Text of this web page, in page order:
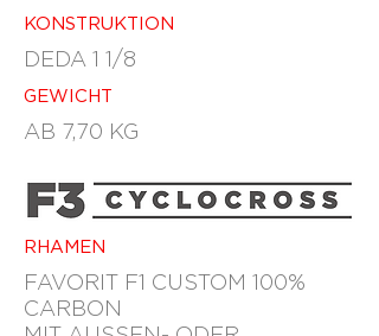
KONSTRUKTION
DEDA 1 1/8
AB 7,70 KG
GEWICHT
RHAMEN
FAVORIT F1 CUSTOM 100%
CARBON